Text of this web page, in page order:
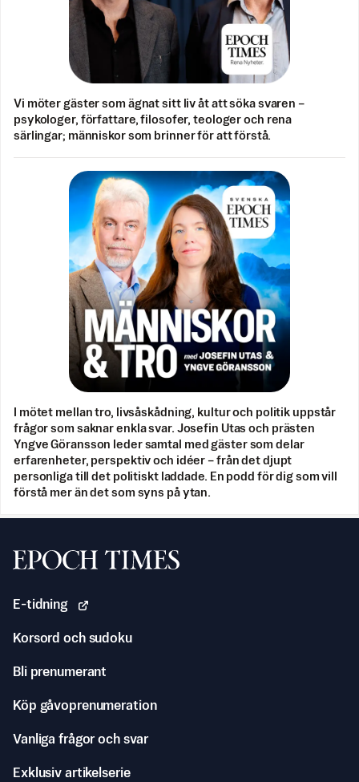
Vi möter gäster som ägnat sitt liv åt att söka svaren –
psykologer, författare, filosofer, teologer och rena
särlingar; människor som brinner för att förstå.
I mötet mellan tro, livsåskådning, kultur och politik uppstår
frågor som saknar enkla svar. Josefin Utas och prästen
Yngve Göransson leder samtal med gäster som delar
erfarenheter, perspektiv och idéer – från det djupt
personliga till det politiskt laddade. En podd för dig som vill
förstå mer än det som syns på ytan.
Svenska Epoch Times
E-tidning
Korsord och sudoku
Bli prenumerant
Köp gåvoprenumeration
Vanliga frågor och svar
Exklusiv artikelserie